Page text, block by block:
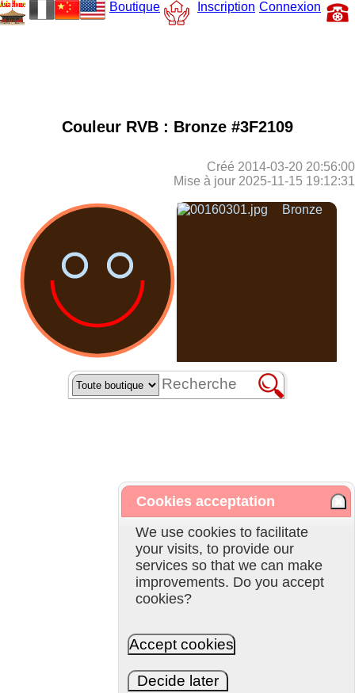
Boutique Inscription Connexion
Couleur RVB : Bronze #3F2109
Créé 2014-03-20 20:56:00
Mise à jour 2025-11-15 19:12:31
Bronze
Cookies acceptation
We use cookies to facilitate
your visits, to provide our
services so that we can make
improvements. Do you accept
cookies?
Accept cookies
Decide later